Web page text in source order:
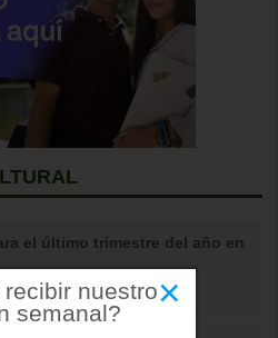
el último trimestre del año en
×
nuestro
semanal?